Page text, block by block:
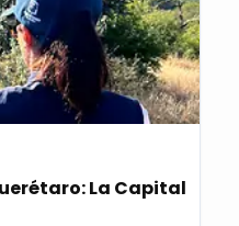
La Capital